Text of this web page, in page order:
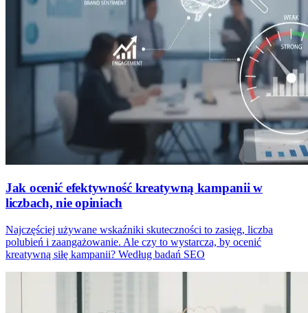
Jak ocenić efektywność kreatywną kampanii w
liczbach, nie opiniach
Najczęściej używane wskaźniki skuteczności to zasięg, liczba
polubień i zaangażowanie. Ale czy to wystarcza, by ocenić
kreatywną siłę kampanii? Według badań SEO